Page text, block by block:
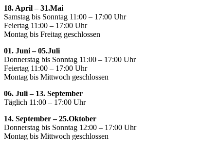
18. April – 31.Mai
Samstag bis Sonntag 11:00 – 17:00 Uhr
Feiertag 11:00 – 17:00 Uhr
Montag bis Freitag geschlossen
01. Juni – 05.Juli
Donnerstag bis Sonntag 11:00 – 17:00 Uhr
Feiertag 11:00 – 17:00 Uhr
Montag bis Mittwoch geschlossen
06. Juli – 13. September
Täglich 11:00 – 17:00 Uhr
14. September – 25.Oktober
Donnerstag bis Sonntag 12:00 – 17:00 Uhr
Montag bis Mittwoch geschlossen